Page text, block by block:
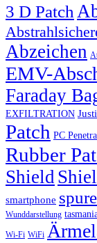
3 D Patch
Abzeichen
EMV-
Faraday
EXFILTRATION
Patch PC
Rubber
Shield
smartphone
Wunddarstellung
Wi-Fi WiFi